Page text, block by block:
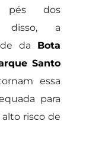
pés dos
disso, a
da Bota
Santo
essa
para
risco de